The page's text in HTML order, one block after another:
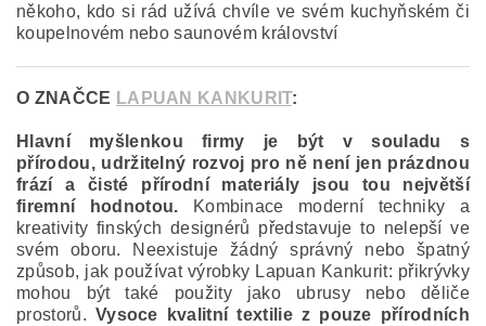
někoho, kdo si rád užívá chvíle ve svém kuchyňském či
koupelnovém nebo saunovém království
O ZNAČCE LAPUAN KANKURIT:
Hlavní myšlenkou firmy je být v souladu s
přírodou, udržitelný rozvoj pro ně není jen prázdnou
frází a čisté přírodní materiály jsou tou největší
firemní hodnotou.
Kombinace moderní techniky a
kreativity finských designérů představuje to nelepší ve
svém oboru. Neexistuje žádný správný nebo špatný
způsob, jak používat výrobky Lapuan Kankurit: přikrývky
mohou být také použity jako ubrusy nebo děliče
prostorů. Vysoce kvalitní textilie z pouze přírodních